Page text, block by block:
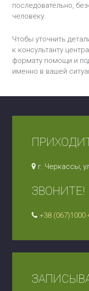
последовательно,
человеку.
Чтобы уточнить
к консультанту
формату помощи и
именно в вашей
г. Черкассы,
ЗВОНИТЕ!
+38 (067)1000